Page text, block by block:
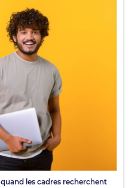
les cadres recherchent